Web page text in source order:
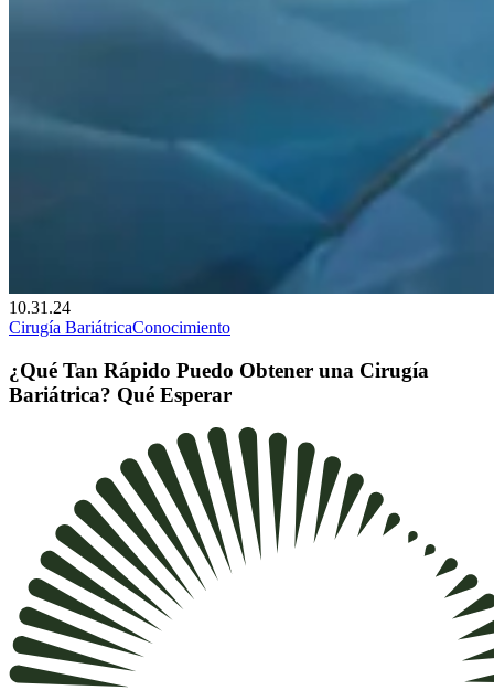
10.31.24
Cirugía BariátricaConocimiento
¿Qué Tan Rápido Puedo Obtener una Cirugía
Bariátrica? Qué Esperar